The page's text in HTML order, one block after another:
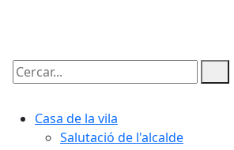
Cercar:
Casa de la vila
Salutació de l'alcalde